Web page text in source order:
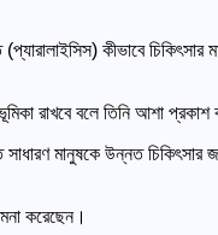
কীভাবে চিকিৎসার
রাখবে বলে তিনি আশা প্রকাশ
মানুষকে উন্নত চিকিৎসার
করেছেন।